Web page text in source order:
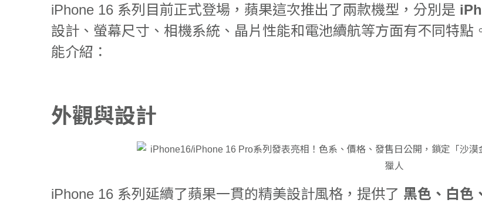
iPhone 16 系列目前正式登場，蘋果這次推出了兩款機型，分別是
設計、螢幕尺寸、相機系統、晶片性能和電池續航等方面有不同特
能介紹：
外觀與設計
iPhone 16 系列延續了蘋果一貫的精美設計風格，提供了 黑色、白色